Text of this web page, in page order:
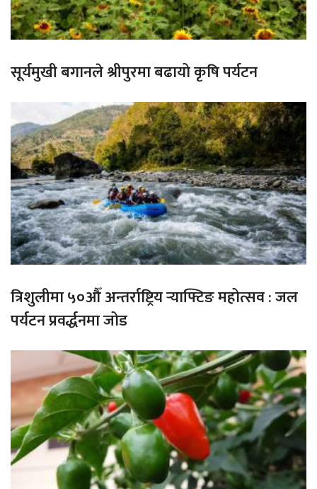
सूर्यमुखी बगानले श्रीपुरमा बढायो कृषि पर्यटन
त्रिशुलीमा ५०औँ अन्तर्राष्ट्रिय र्‍याफ्टिङ महोत्सव : जल
पर्यटन प्रवर्द्धनमा जोड